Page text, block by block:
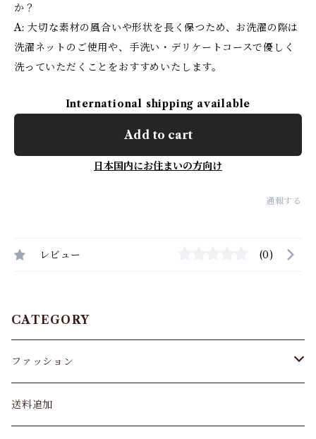
か？
A: 大切な素材の風合いや形状を長く保つため、お洗濯の際は
洗濯ネットのご使用や、手洗い・デリケートコースで優しく
洗っていただくことをおすすめいたします。
International shipping available
Add to cart
日本国内にお住まいの方向け
通報する
レビュー (0)
CATEGORY
ファッション
パンツ&スカート
送料追加